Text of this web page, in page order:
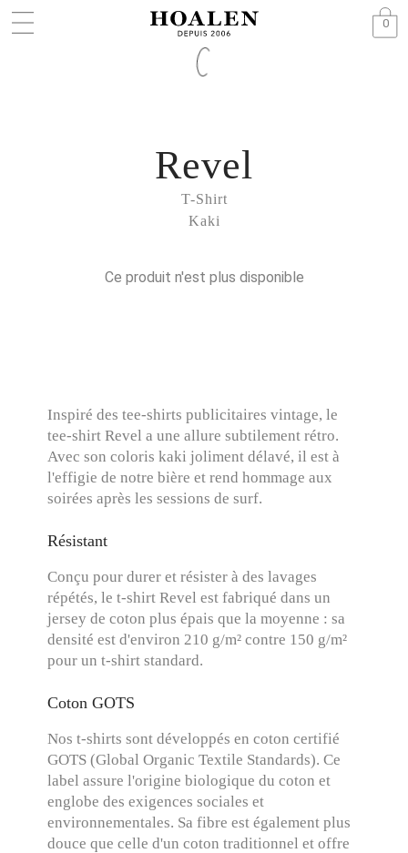
0
T-Shirt
Kaki
Revel
Ce produit n'est plus disponible
Inspiré des tee-shirts publicitaires vintage, le
tee-shirt Revel a une allure subtilement rétro.
Avec son coloris kaki joliment délavé, il est à
l'effigie de notre bière et rend hommage aux
soirées après les sessions de surf.
Résistant
Conçu pour durer et résister à des lavages
répétés, le t-shirt Revel est fabriqué dans un
jersey de coton plus épais que la moyenne : sa
densité est d'environ 210 g/m² contre 150 g/m²
pour un t-shirt standard.
Coton GOTS
Nos t-shirts sont développés en coton certifié
GOTS (Global Organic Textile Standards). Ce
label assure l'origine biologique du coton et
englobe des exigences sociales et
environnementales. Sa fibre est également plus
douce que celle d'un coton traditionnel et offre